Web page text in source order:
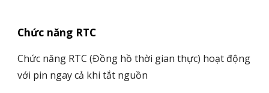
Chức năng RTC
Chức năng RTC (Đồng hồ thời gian thực) hoạt động
với pin ngay cả khi tắt nguồn